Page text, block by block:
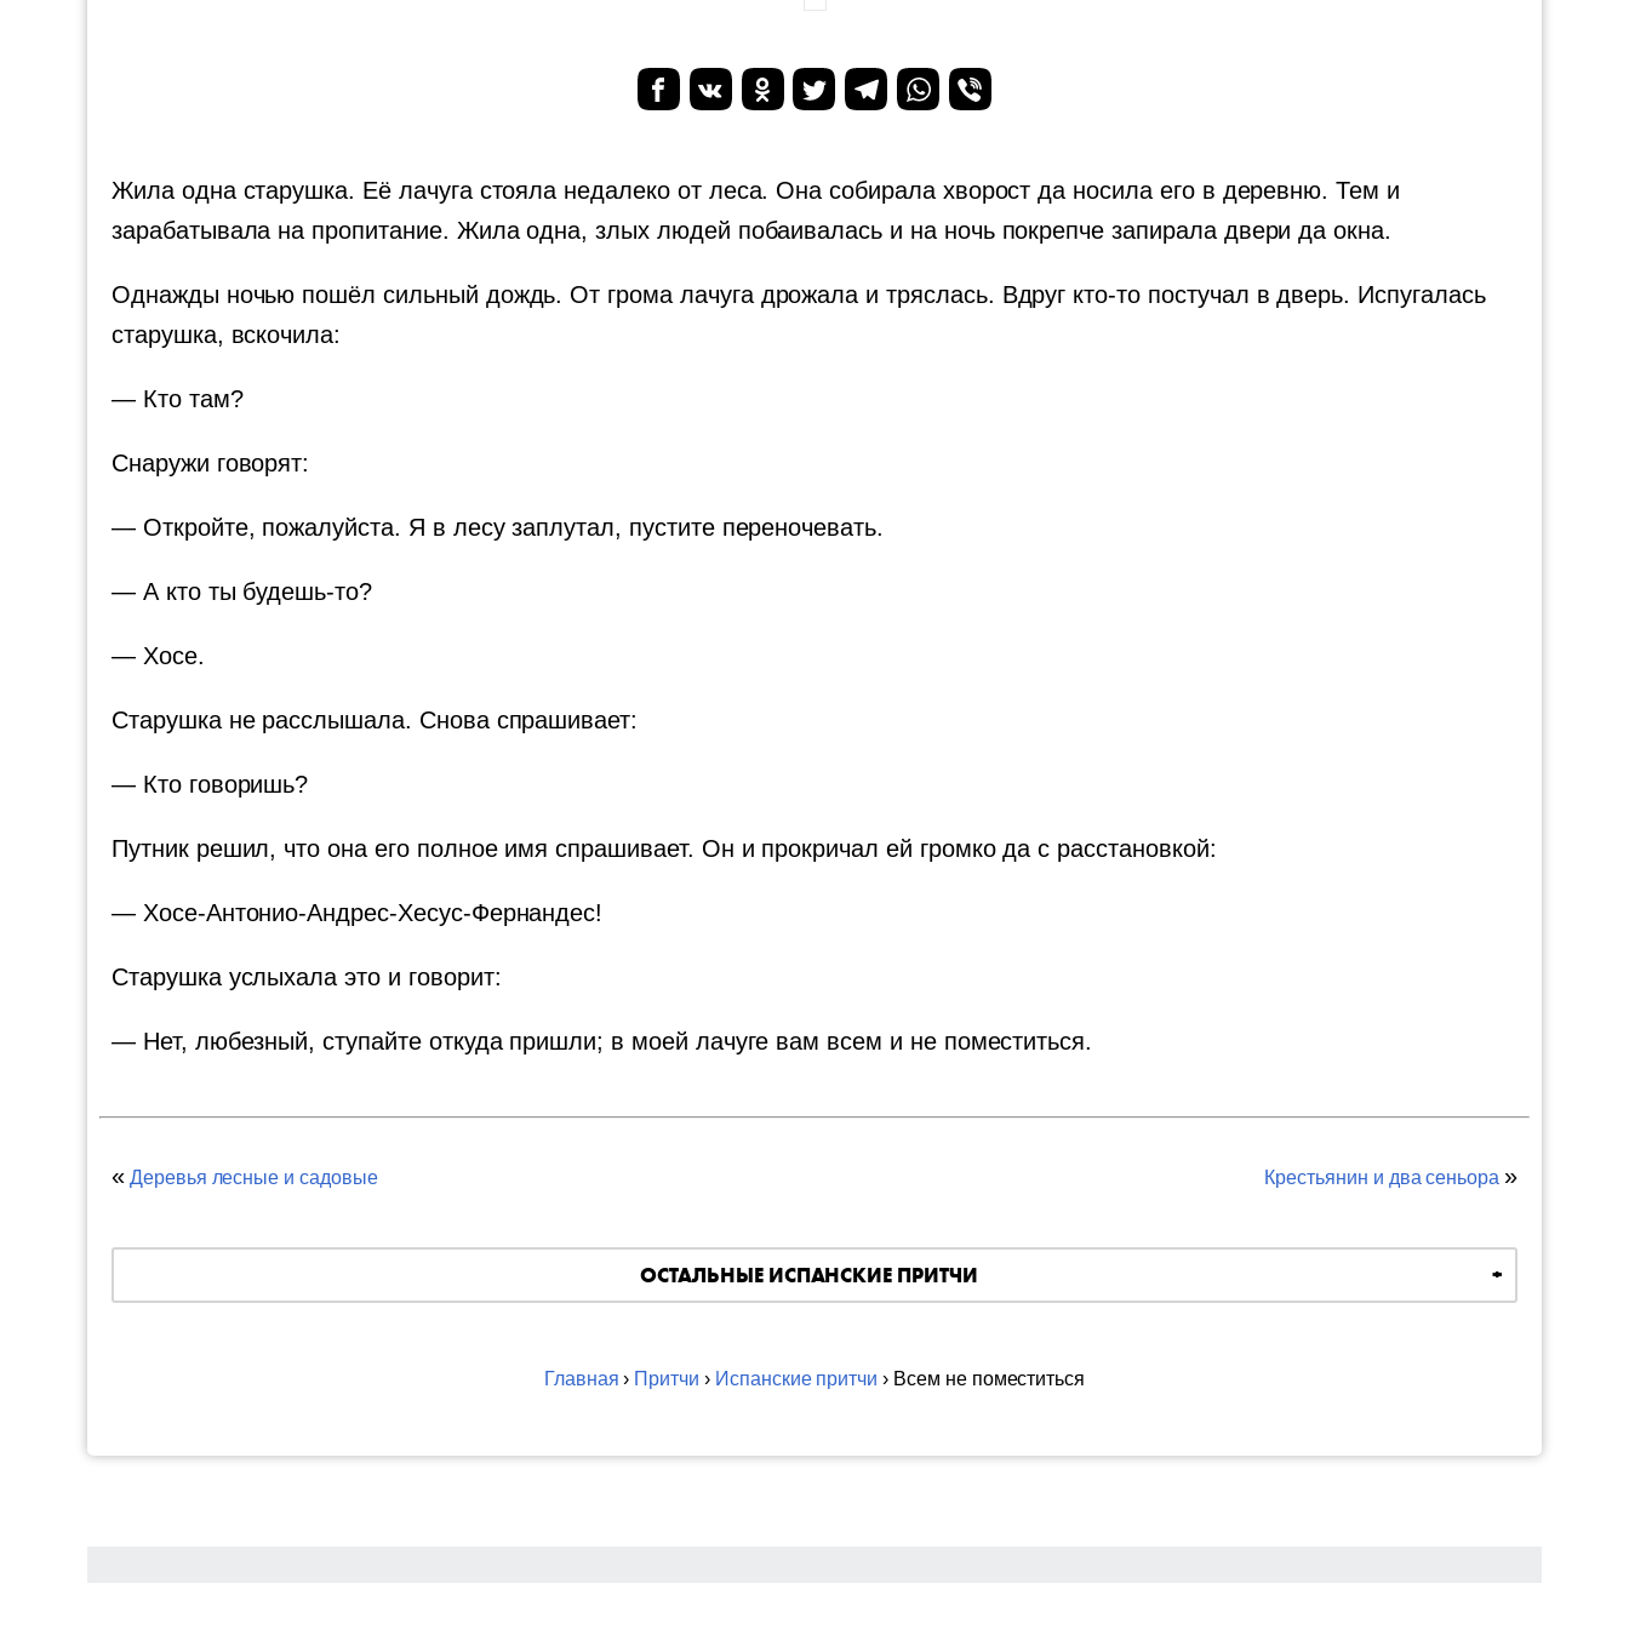
Жила одна старушка. Её лачуга стояла недалеко от леса. Она собирала хворост да носила его в деревню. Тем и
зарабатывала на пропитание. Жила одна, злых людей побаивалась и на ночь покрепче запирала двери да окна.
Однажды ночью пошёл сильный дождь. От грома лачуга дрожала и тряслась. Вдруг кто-то постучал в дверь. Испугалась
старушка, вскочила:
— Кто там?
Снаружи говорят:
— Откройте, пожалуйста. Я в лесу заплутал, пустите переночевать.
— А кто ты будешь-то?
— Хосе.
Старушка не расслышала. Снова спрашивает:
— Кто говоришь?
Путник решил, что она его полное имя спрашивает. Он и прокричал ей громко да с расстановкой:
— Хосе-Антонио-Андрес-Хесус-Фернандес!
Старушка услыхала это и говорит:
— Нет, любезный, ступайте откуда пришли; в моей лачуге вам всем и не поместиться.
« Деревья лесные и садовые Крестьянин и два сеньора »
ОСТАЛЬНЫЕ ИСПАНСКИЕ ПРИТЧИ
Главная › Притчи › Испанские притчи › Всем не поместиться